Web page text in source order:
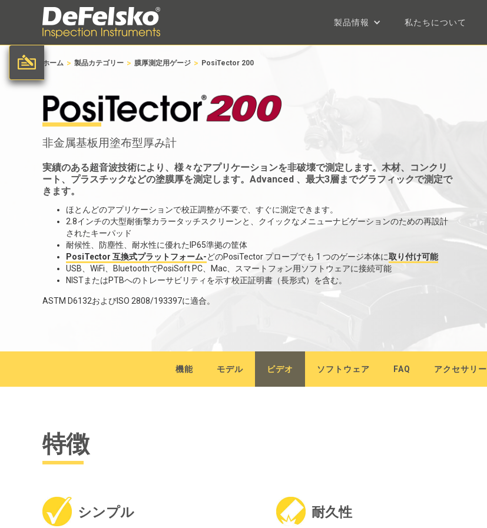
製品情報 私たちについて
ホーム > 製品カテゴリー > 膜厚測定用ゲージ > PosiTector 200
非金属基板用塗布型厚み計
実績のある超音波技術により、様々なアプリケーションを非破壊で測定します。木材、コンクリ
ート、プラスチックなどの塗膜厚を測定します。Advanced 、最大3層までグラフィックで測定で
きます。
ほとんどのアプリケーションで校正調整が不要で、すぐに測定できます。
2.8インチの大型耐衝撃カラータッチスクリーンと、クイックなメニューナビゲーションのための再設計
されたキーパッド
耐候性、防塵性、耐水性に優れたIP65準拠の筐体
PosiTector 互換式プラットフォーム-どのPosiTector プローブでも 1 つのゲージ本体に取り付け可能
USB、WiFi、BluetoothでPosiSoft PC、Mac、スマートフォン用ソフトウェアに接続可能
NISTまたはPTBへのトレーサビリティを示す校正証明書（長形式）を含む。
ASTM D6132およびISO 2808/193397に適合。
機能 モデル ビデオ ソフトウェア FAQ アクセサリー
特徴
シンプル 耐久性